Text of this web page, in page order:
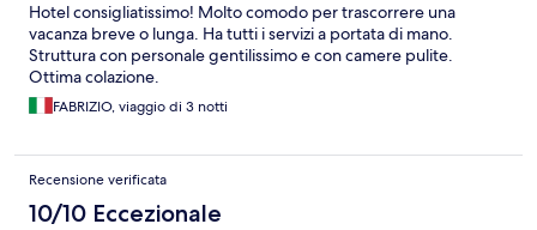
Hotel consigliatissimo! Molto comodo per trascorrere una
vacanza breve o lunga. Ha tutti i servizi a portata di mano.
Struttura con personale gentilissimo e con camere pulite.
Ottima colazione.
FABRIZIO, viaggio di 3 notti
Recensione verificata
10/10 Eccezionale